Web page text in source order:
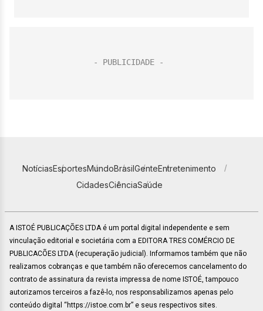
NotíciasEsportesMundoBrasilGenteEntretenimento
CidadesCiênciaSaúde
A ISTOÉ PUBLICAÇÕES LTDA é um portal digital independente e sem
vinculação editorial e societária com a EDITORA TRES COMÉRCIO DE
PUBLICACÕES LTDA (recuperação judicial). Informamos também que não
realizamos cobranças e que também não oferecemos cancelamento do
contrato de assinatura da revista impressa de nome ISTOÉ, tampouco
autorizamos terceiros a fazê-lo, nos responsabilizamos apenas pelo
conteúdo digital “https://istoe.com.br” e seus respectivos sites.